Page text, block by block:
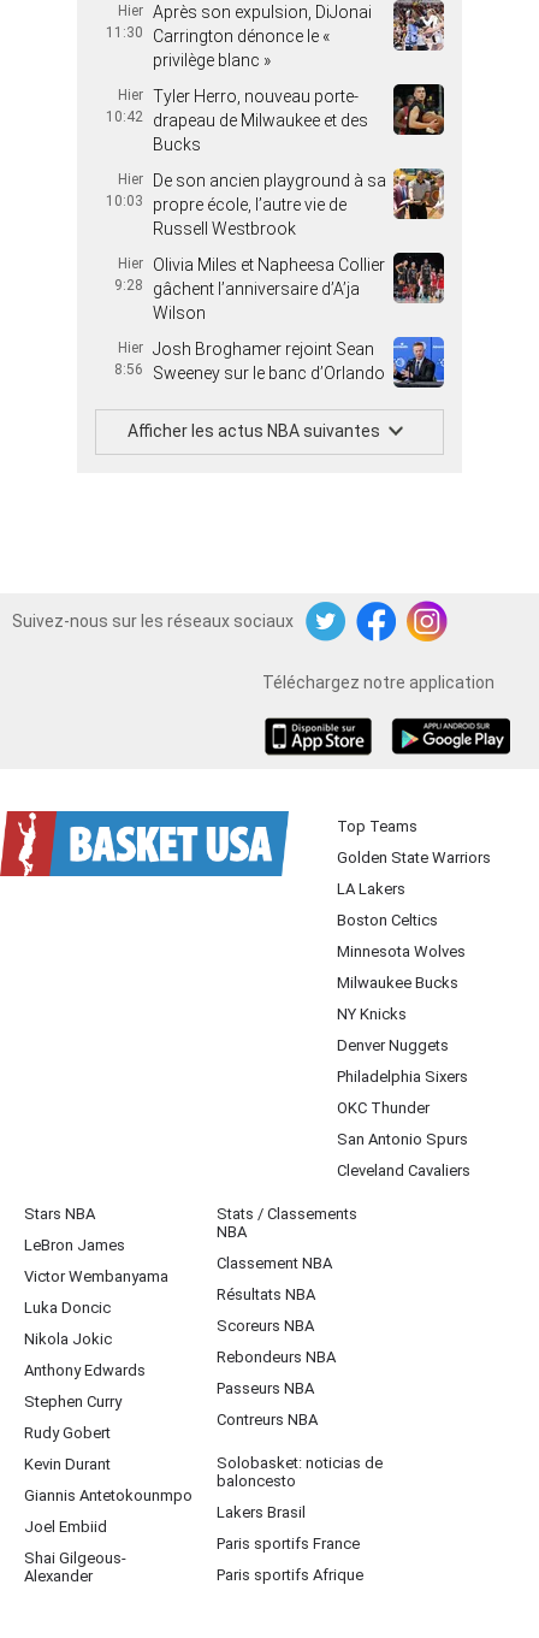
Hier
11:30
Après son expulsion, DiJonai
Carrington dénonce le «
privilège blanc »
Hier
10:42
Tyler Herro, nouveau porte-
drapeau de Milwaukee et des
Bucks
Hier
10:03
De son ancien playground à sa
propre école, l’autre vie de
Russell Westbrook
Hier
9:28
Olivia Miles et Napheesa Collier
gâchent l’anniversaire d’A’ja
Wilson
Hier
8:56
Josh Broghamer rejoint Sean
Sweeney sur le banc d’Orlando
Afficher les actus NBA suivantes
Suivez-nous sur les réseaux sociaux
TwitterFacebookInstagram
Téléchargez notre application
Top Teams
Golden State Warriors
LA Lakers
Boston Celtics
Minnesota Wolves
Milwaukee Bucks
NY Knicks
Denver Nuggets
Philadelphia Sixers
OKC Thunder
San Antonio Spurs
Cleveland Cavaliers
Stars NBA
LeBron James
Victor Wembanyama
Luka Doncic
Nikola Jokic
Anthony Edwards
Stephen Curry
Rudy Gobert
Kevin Durant
Giannis Antetokounmpo
Joel Embiid
Shai Gilgeous-
Alexander
Stats / Classements
NBA
Classement NBA
Résultats NBA
Scoreurs NBA
Rebondeurs NBA
Passeurs NBA
Contreurs NBA
Solobasket: noticias de
baloncesto
Lakers Brasil
Paris sportifs France
Paris sportifs Afrique